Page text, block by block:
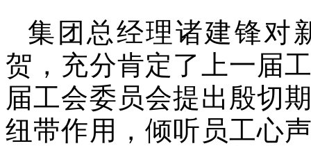
集团总经理诸建锋对
贺，充分肯定了上一届
届工会委员会提出殷切
纽带作用，倾听员工心